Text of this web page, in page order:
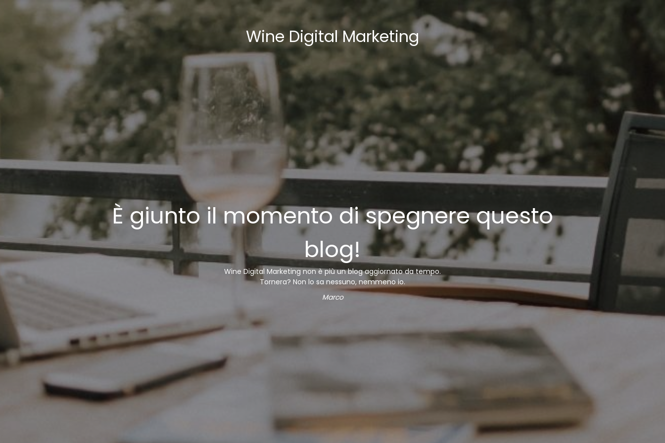
Wine Digital Marketing
È giunto il momento di spegnere questo
blog!
Wine Digital Marketing non è più un blog aggiornato da tempo.
Tornera? Non lo sa nessuno, nemmeno io.
Marco